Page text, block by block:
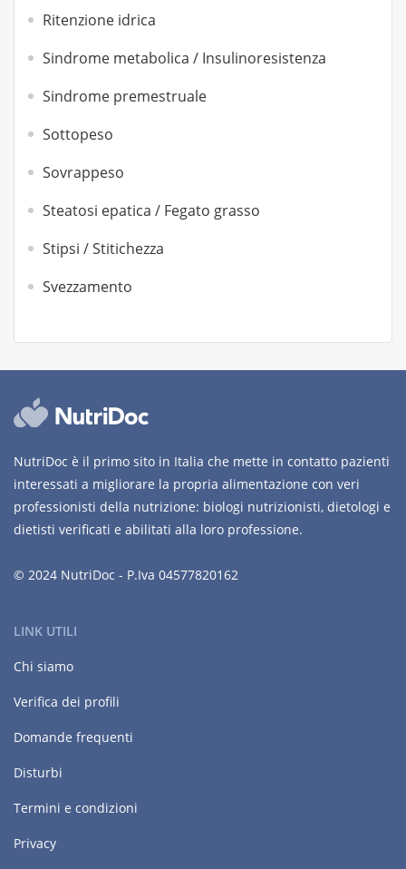
Ritenzione idrica
Sindrome metabolica / Insulinoresistenza
Sindrome premestruale
Sottopeso
Sovrappeso
Steatosi epatica / Fegato grasso
Stipsi / Stitichezza
Svezzamento
NutriDoc è il primo sito in Italia che mette in contatto pazienti
interessati a migliorare la propria alimentazione con veri
professionisti della nutrizione: biologi nutrizionisti, dietologi e
dietisti verificati e abilitati alla loro professione.
© 2024 NutriDoc - P.Iva 04577820162
LINK UTILI
Chi siamo
Verifica dei profili
Domande frequenti
Disturbi
Termini e condizioni
Privacy